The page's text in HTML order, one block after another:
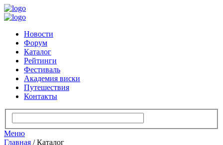
Новости
Форум
Каталог
Рейтинги
Фестиваль
Академия виски
Путешествия
Контакты
Меню
Главная /Каталог